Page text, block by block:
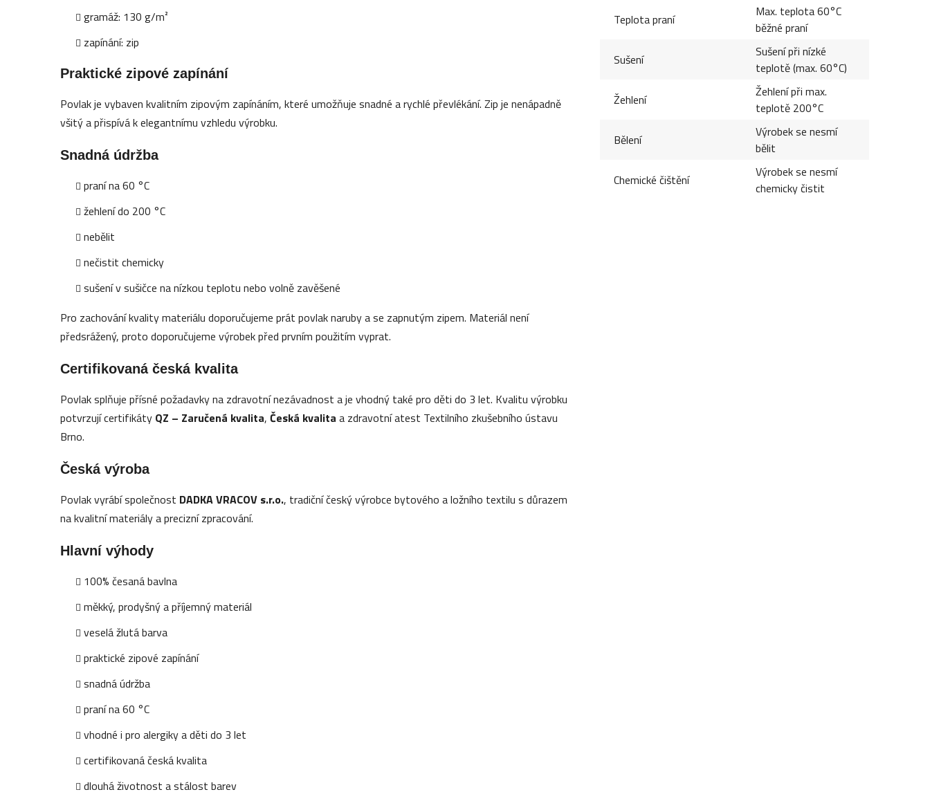
gramáž: 130 g/m²
zapínání: zip
Praktické zipové zapínání
Povlak je vybaven kvalitním zipovým zapínáním, které umožňuje snadné a rychlé převlékání. Zip je nenápadně
všitý a přispívá k elegantnímu vzhledu výrobku.
Snadná údržba
praní na 60 °C
žehlení do 200 °C
nebělit
nečistit chemicky
sušení v sušičce na nízkou teplotu nebo volně zavěšené
Pro zachování kvality materiálu doporučujeme prát povlak naruby a se zapnutým zipem. Materiál není
předsrážený, proto doporučujeme výrobek před prvním použitím vyprat.
Certifikovaná česká kvalita
Povlak splňuje přísné požadavky na zdravotní nezávadnost a je vhodný také pro děti do 3 let. Kvalitu výrobku
potvrzují certifikáty QZ – Zaručená kvalita,Česká kvalita a zdravotní atest Textilního zkušebního ústavu
Brno.
Česká výroba
Povlak vyrábí společnost DADKA VRACOV s.r.o., tradiční český výrobce bytového a ložního textilu s důrazem
na kvalitní materiály a precizní zpracování.
Hlavní výhody
100% česaná bavlna
měkký, prodyšný a příjemný materiál
veselá žlutá barva
praktické zipové zapínání
snadná údržba
praní na 60 °C
vhodné i pro alergiky a děti do 3 let
certifikovaná česká kvalita
dlouhá životnost a stálost barev
Teplota praní
Max. teplota 60°C
běžné praní
Sušení
Sušení při nízké
teplotě (max. 60°C)
Žehlení
Žehlení při max.
teplotě 200°C
Bělení
Výrobek se nesmí
bělit
Chemické čištění
Výrobek se nesmí
chemicky čistit